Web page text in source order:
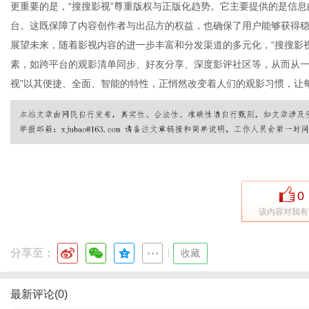
更重要的是，“搜搜影视”尊重版权与正版化趋势。它主要提供的是信
台。这既保障了内容创作者与出品方的权益，也确保了用户能够获得
展望未来，随着影视内容的进一步丰富和分发渠道的多元化，“搜搜
素，如跨平台的观影清单同步、好友分享、深度影评社区等，从而从
视”以其便捷、全面、智能的特性，正悄然改变着人们的观影习惯，
0
该内容对我
分享至： 收藏
最新评论(0)